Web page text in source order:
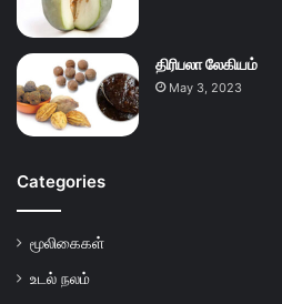
திரிபலா லேகியம்
May 3, 2023
Categories
மூலிகைகள்
உடல் நலம்